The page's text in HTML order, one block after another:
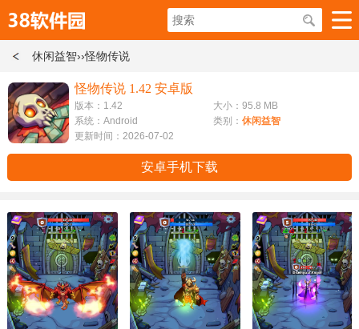
休闲益智››怪物传说
怪物传说 1.42 安卓版
版本：1.42
大小：95.8 MB
系统：Android
类别： 休闲益智
更新时间：2026-07-02
安卓手机下载